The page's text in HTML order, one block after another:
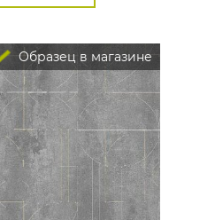
Образец в магазине